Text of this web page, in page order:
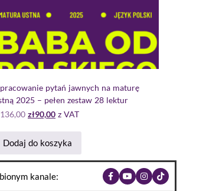
pytań jawnych na maturę
2025 – pełen zestaw 28 lektur
136,00 zł90,00 z VAT
Dodaj do koszyka
kanale: